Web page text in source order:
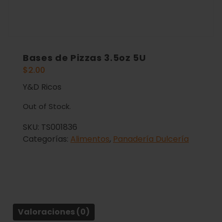
Bases de Pizzas 3.5oz 5U
$2.00
Y&D Ricos
Out of Stock.
SKU: TS001836
Categorías: Alimentos, Panadería Dulcería
Valoraciones (0)